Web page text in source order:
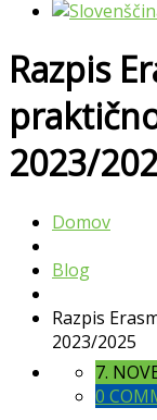
Razpis
2023/
Domov
Blog
Razpis
2023/2025
7.
0